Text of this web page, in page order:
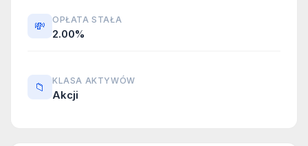
💸 OPŁATA STAŁA
2.00%
📁 KLASA AKTYWÓW
Akcji